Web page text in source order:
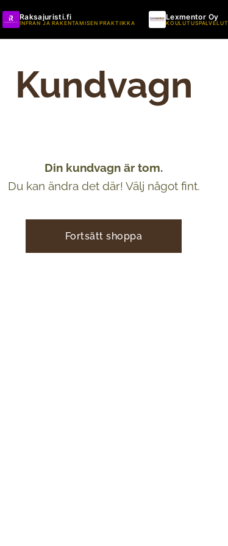
Raksajuristi.fi
INFRAN JA RAKENTAMISEN PRAKTIIKKA
Lexmentor Oy
KOULUTUSPALVELUT
Kundvagn
Din kundvagn är tom.
Du kan ändra det där! Välj något fint.
Fortsätt shoppa